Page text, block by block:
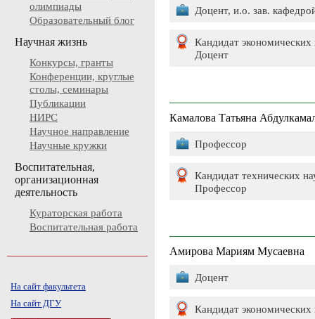
олимпиады
Образовательный блог
Научная жизнь
Конкурсы, гранты
Конференции, круглые
столы, семинары
Публикации
НИРС
Научное направление
Научные кружки
Воспитательная,
организационная
деятельность
Кураторская работа
Воспитательная работа
На сайт факультета
На сайт ДГУ
Доцент, и.о. зав.
Кандидат экономических
Доцент
Камалова Татьяна
Профессор
Кандидат технических
Профессор
Амирова Мариям Мусаевна
Доцент
Кандидат экономических